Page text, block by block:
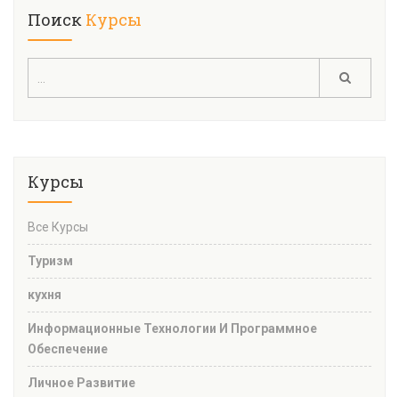
Поиск Курсы
Курсы
Все Курсы
Туризм
кухня
Информационные Технологии И Программное
Обеспечение
Личное Развитие